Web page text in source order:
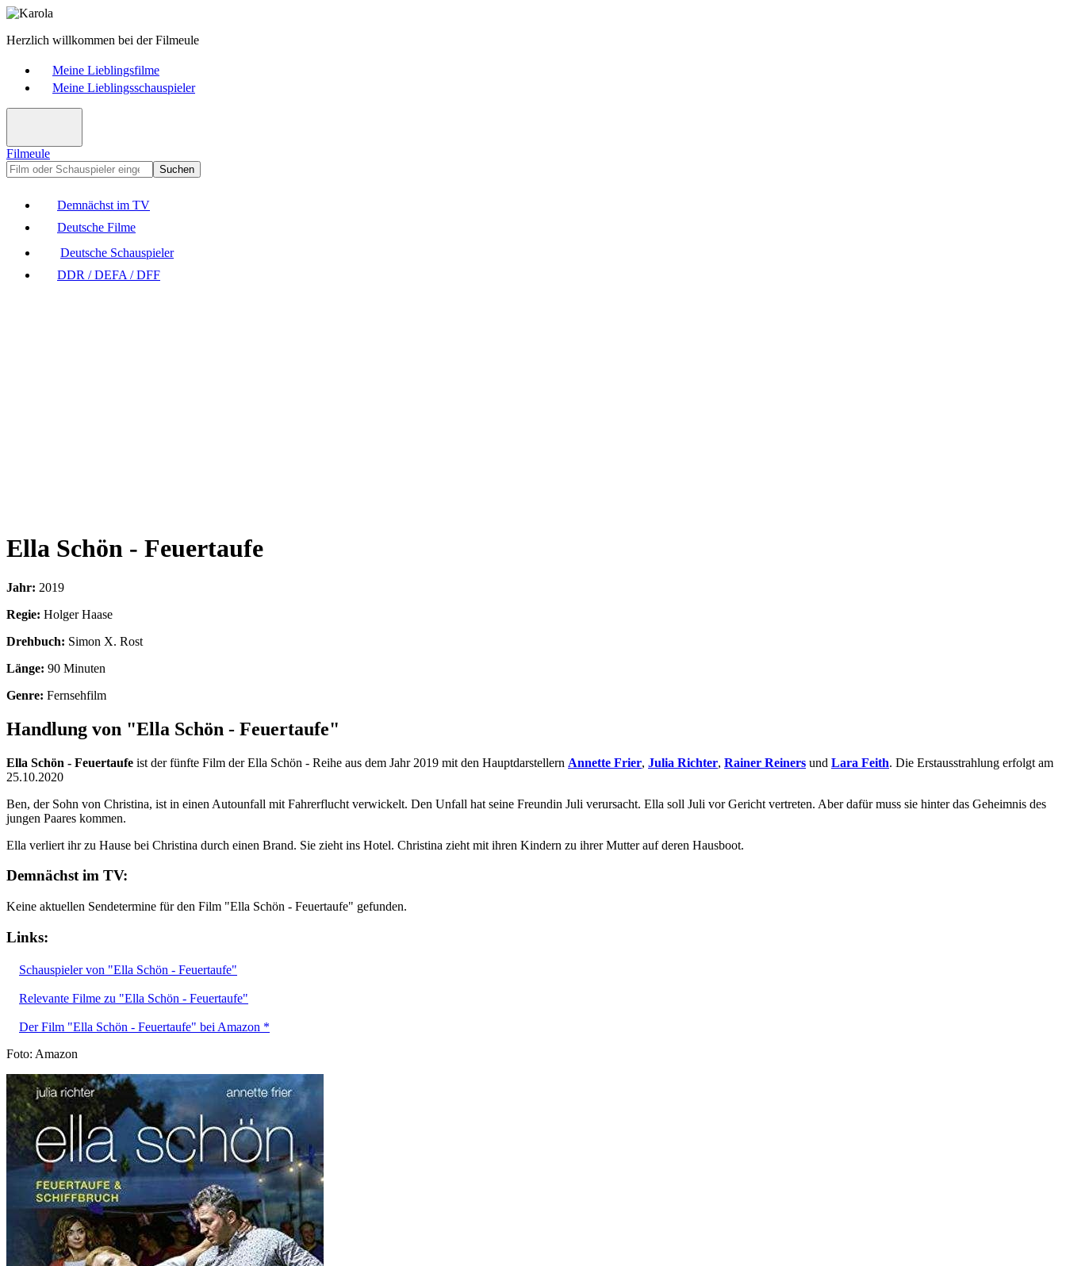
Herzlich willkommen bei der Filmeule
Meine Lieblingsfilme
Meine Lieblingsschauspieler
Filmeule
Suchen
Demnächst im TV
Deutsche Filme
Deutsche Schauspieler
DDR / DEFA / DFF
Ella Schön - Feuertaufe
Jahr: 2019
Regie: Holger Haase
Drehbuch: Simon X. Rost
Länge: 90 Minuten
Genre: Fernsehfilm
Handlung von "Ella Schön - Feuertaufe"
Ella Schön - Feuertaufe ist der fünfte Film der Ella Schön - Reihe aus dem Jahr 2019 mit den Hauptdarstellern Annette Frier, Julia Richter, Rainer Reiners und Lara Feith. Die Erstausstrahlung erfolgt am
25.10.2020
Ben, der Sohn von Christina, ist in einen Autounfall mit Fahrerflucht verwickelt. Den Unfall hat seine Freundin Juli verursacht. Ella soll Juli vor Gericht vertreten. Aber dafür muss sie hinter das Geheimnis des
jungen Paares kommen.
Ella verliert ihr zu Hause bei Christina durch einen Brand. Sie zieht ins Hotel. Christina zieht mit ihren Kindern zu ihrer Mutter auf deren Hausboot.
Demnächst im TV:
Keine aktuellen Sendetermine für den Film "Ella Schön - Feuertaufe" gefunden.
Links:
Schauspieler von "Ella Schön - Feuertaufe"
Relevante Filme zu "Ella Schön - Feuertaufe"
Der Film "Ella Schön - Feuertaufe" bei Amazon *
Foto: Amazon